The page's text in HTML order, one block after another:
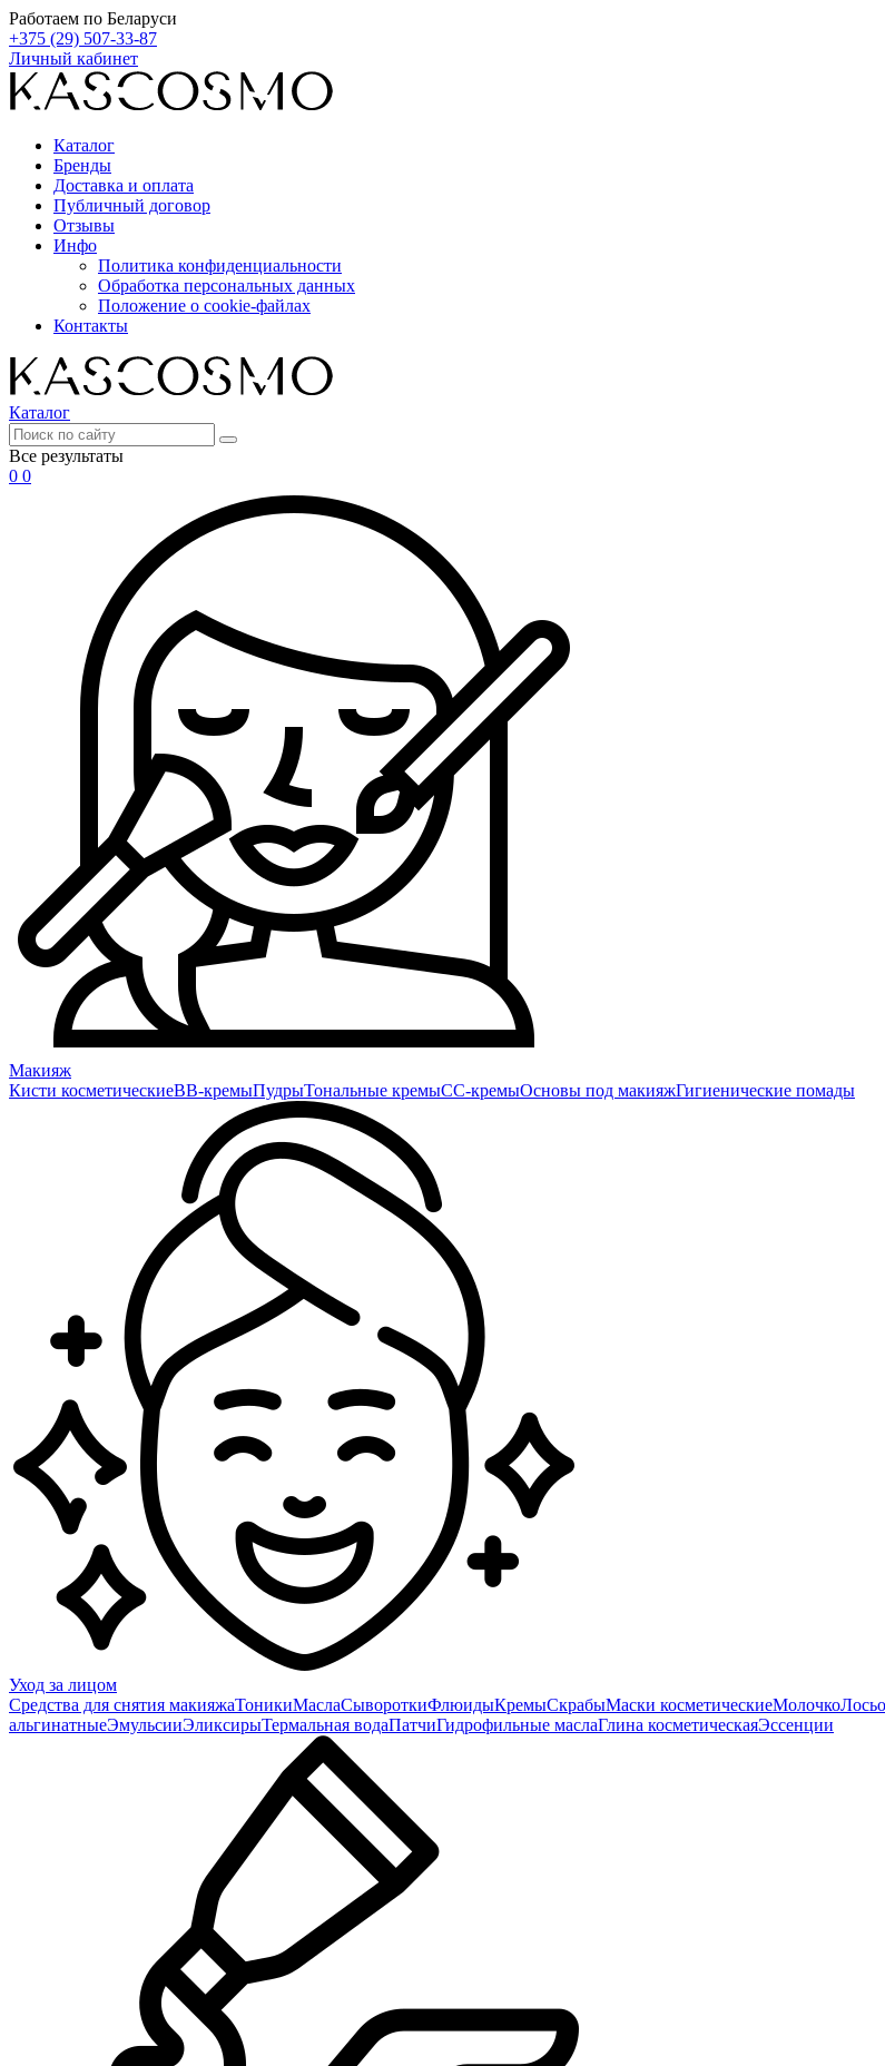
Работаем по Беларуси
+375 (29) 507-33-87
Личный кабинет
Каталог
Бренды
Доставка и оплата
Публичный договор
Отзывы
Инфо
Политика конфиденциальности
Обработка персональных данных
Положение о cookie-файлах
Контакты
Каталог
Все результаты
0 0
Макияж
Кисти косметическиеBB-кремыПудрыТональные кремыCC-кремыОсновы под макияжГигиенические помады
Уход за лицом
Средства для снятия макияжаТоникиМаслаСывороткиФлюидыКремыСкрабыМаски косметическиеМолочко
альгинатныеЭмульсииЭликсирыТермальная водаПатчиГидрофильные маслаГлина косметическаяЭссенции